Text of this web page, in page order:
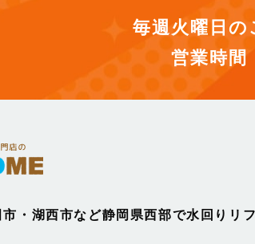
毎週火曜日
営業時
・湖西市など静岡県西部で水回りリ